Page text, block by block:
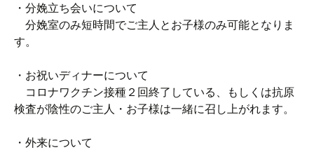
・分娩立ち会いについて
分娩室のみ短時間でご主人とお子様のみ可能となりま
す。
・お祝いディナーについて
コロナワクチン接種２回終了している、もしくは抗原
検査が陰性のご主人・お子様は一緒に召し上がれます。
・外来について